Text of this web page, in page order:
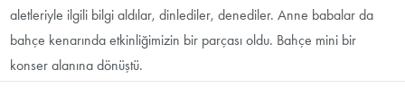
aletleriyle ilgili bilgi aldılar, dinlediler, denediler. Anne babalar da
bahçe kenarında etkinliğimizin bir parçası oldu. Bahçe mini bir
konser alanına dönüştü.